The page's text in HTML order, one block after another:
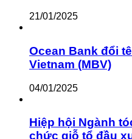
21/01/2025
Ocean Bank đổi
Vietnam (MBV)
04/01/2025
Hiệp hội Ngành
chức giỗ tổ đầu